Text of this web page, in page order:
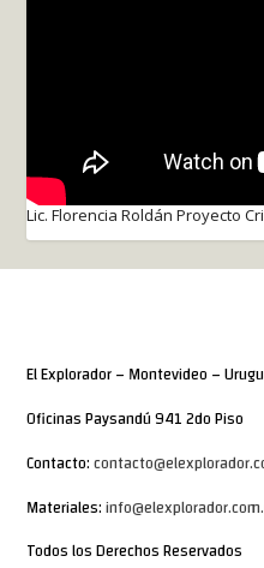
Lic. Florencia Roldán Proyecto
El Explorador – Montevideo –
Oficinas Paysandú 941 2do Piso
Contacto:
Materiales:
Todos los Derechos Reservados